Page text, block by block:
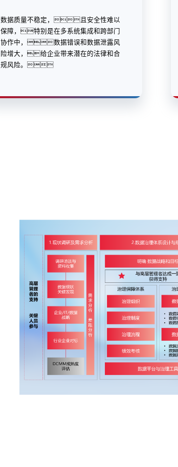
数据质量不稳定，且安全性难以
保障，特别是在多系统集成和跨部门
协作中，数据错误和数据泄露风
险增大，给企业带来潜在的法律和合
规风险。